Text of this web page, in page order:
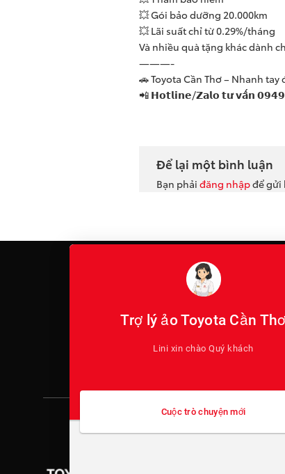
💥 Gói bảo dưỡng 20.000km
💥 Lãi suất chỉ từ 0.29%/tháng
Và nhiều quà tặng khác dành
———-
🚗 Toyota Cần Thơ – Nhanh
📲 𝗛𝗼𝘁𝗹𝗶𝗻𝗲/𝗭𝗮𝗹𝗼 𝘁𝘂̛ 𝘃𝗮̂́𝗻
Để lại một bình luận
Bạn phải đăng nhậpđể gửi
TIỆN ÍCH
Đặt hẹn dịch vụ
Đăng ký lái thử
Yêu cầu tư vấn
Bảng giá xe
CTY TNHH
Địa chỉ: K2-0, Võ
Trợ lý ảo Toyota Cần Thơ
Lini xin chào Quý khách
Cuộc trò chuyện mới